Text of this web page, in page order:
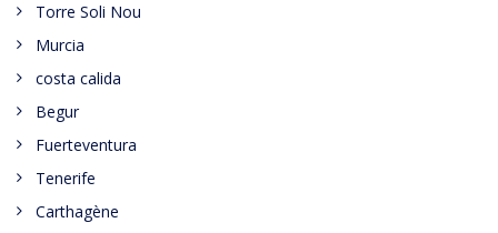
Torre Soli Nou
Murcia
costa calida
Begur
Fuerteventura
Tenerife
Carthagène